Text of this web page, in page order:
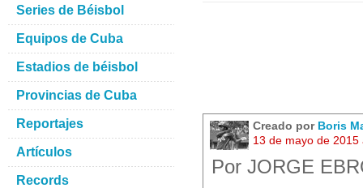
Creado por Boris
13 de mayo de
Por JORGE
Series de Béisbol
Equipos de Cuba
Estadios de béisbol
Provincias de Cuba
Reportajes
Artículos
Records